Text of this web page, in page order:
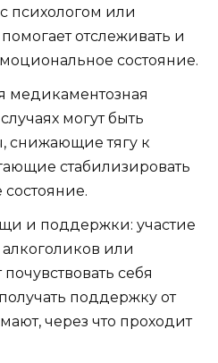
психологом или
отслеживать и
состояние.
могут быть
снижающие тягу к
стабилизировать
и поддержки: участие
или
себя
поддержку от
через что проходит